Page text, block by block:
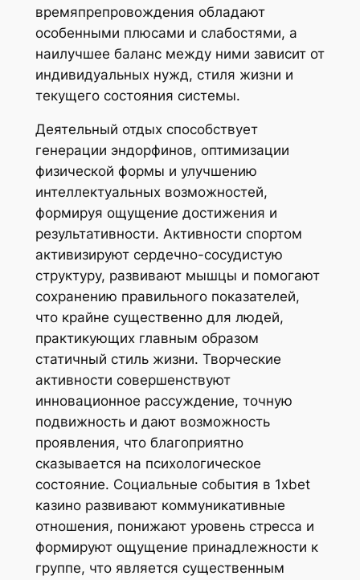
времяпрепровождения обладают
особенными плюсами и слабостями, а
наилучшее баланс между ними зависит от
индивидуальных нужд, стиля жизни и
текущего состояния системы.
Деятельный отдых способствует
генерации эндорфинов, оптимизации
физической формы и улучшению
интеллектуальных возможностей,
формируя ощущение достижения и
результативности. Активности спортом
активизируют сердечно-сосудистую
структуру, развивают мышцы и помогают
сохранению правильного показателей,
что крайне существенно для людей,
практикующих главным образом
статичный стиль жизни. Творческие
активности совершенствуют
инновационное рассуждение, точную
подвижность и дают возможность
проявления, что благоприятно
сказывается на психологическое
состояние. Социальные события в 1xbet
казино развивают коммуникативные
отношения, понижают уровень стресса и
формируют ощущение принадлежности к
группе, что является существенным